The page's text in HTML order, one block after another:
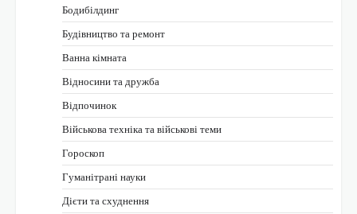
Бодибілдинг
Будівництво та ремонт
Ванна кімната
Відносини та дружба
Відпочинок
Військова техніка та військові теми
Гороскоп
Гуманітрані науки
Дієти та схуднення